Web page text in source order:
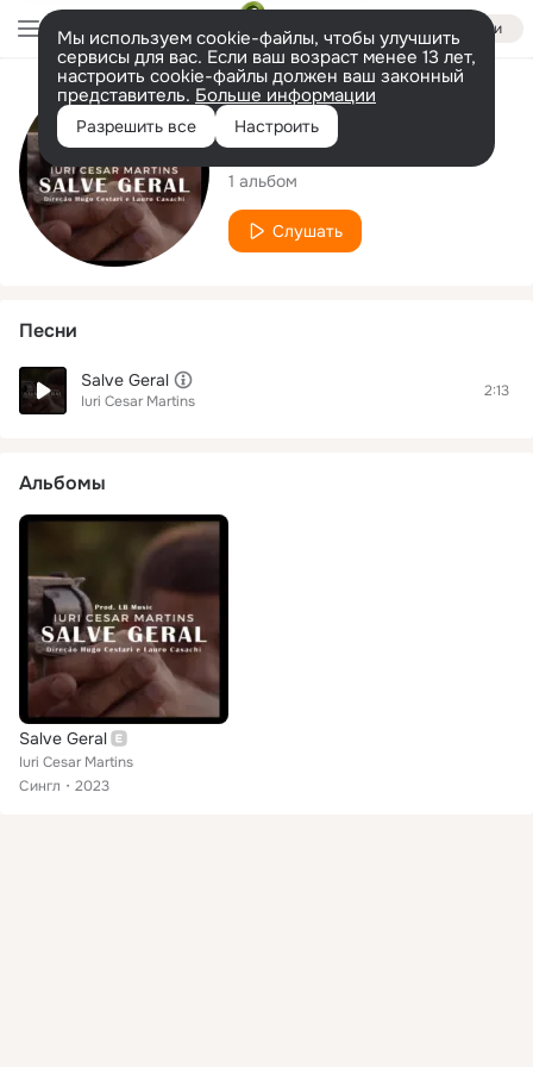
Войти
Мы используем cookie-файлы, чтобы улучшить
сервисы для вас. Если ваш возраст менее 13 лет,
настроить cookie-файлы должен ваш законный
представитель. Больше информации
Разрешить все Настроить
Исполнитель
Iuri Cesar Martins
1 альбом
Слушать
Песни
Salve Geral
Iuri Cesar Martins
2:13
Альбомы
Salve Geral
Iuri Cesar Martins
Сингл
2023